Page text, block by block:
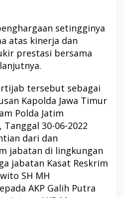
setingginya
atas kinerja dan
prestasi bersama
tersebut sebagai
Kapolda Jawa Timur
Polda Jatim
Tanggal 30-06-2022
dari dan
jabatan di lingkungan
jabatan Kasat Reskrim
SH MH
AKP Galih Putra